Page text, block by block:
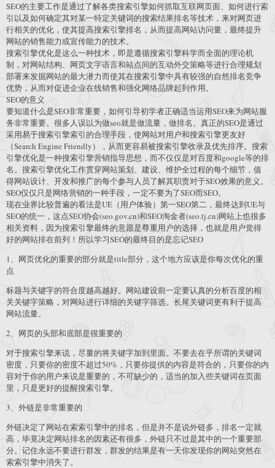
SEO的主要工作是通过了解各类搜索引擎如何抓取互联网页面、如何进行索
引以及如何确定其对某一特定关键词的搜索结果排名等技术，来对网页进
行相关的优化，使其提高搜索引擎排名，从而提高网站访问量，最终提升
网站的销售能力或宣传能力的技术。
搜索引擎优化是这么一种技术，即是遵循搜索引擎科学而全面的理论机
制，对网站结构、网页文字语言和站点间的互动外交策略等进行合理规划
部署来发掘网站的最大潜力而使其在搜索引擎中具有较强的自然排名竞争
优势，从而对促进企业在线销售和强化网络品牌起到作用。
SEO的意义
要知道什么是SEO非常重要，如何引导初学者正确适当运用SEO来为网站服
务非常重要。很多人误以为做seo就是做流量，做排名。真正的SEO是通过
采用易于搜索引擎索引的合理手段，使网站对用户和搜索引擎更友好
（Search Engine Friendly），从而更容易被搜索引擎收录及优先排序。搜索
引擎优化是一种搜索引擎营销指导思想，而不仅仅是对百度和google等的排
名。搜索引擎优化工作贯穿网站策划、建设、维护全过程的每个细节，值
得网站设计、开发和推广的每个参与人员了解其职责对于SEO效果的意义。
SEO仅仅只是网络营销的一种手段，一定不要为了SEO而SEO。
现在业界比较普遍的看法是UE（用户体验）第一SEO第二，最终达到UE与
SEO的统一，这点SEO协会(seo.gov.cn)和SEO淘金者(seo.tj.cn)网站上也很多
相关资料，因为搜索引擎最终的意愿是尊重用户的选择，也就是用户觉得
好的网站排在前列！所以学习SEO的最终目的是忘记SEO
1、网页优化的重要的部分就是title部分，这个地方应该是你每次优化的重
点
标题与关键字的符合度越高越好。网站建设前一定要认真的分析百度的相
关关键字策略，对网站进行详细的关键字筛选。长尾关键词更有利于提高
网站流量。
2、网页的头部和底部是很重要的
对于搜索引擎来说，尽量的将关键字加到里面。不要去在乎所谓的关键词
密度，只要你的密度不超过50%，只要你提供的内容是符合的，只要你的内
容对于你的用户来说是重要的，不可缺少的，适当的加入些关键词在页面
里，只是更好的提醒搜索引擎。
3、外链是非常重要的
外链决定了网站在索索引擎中的排名，但是并不是说外链多，排名一定就
高，毕竟决定网站排名的因素还有很多，外链只不过是其中的一个重要部
分。记住永远不要进行群发，群发的结果是有一天你发现你的网站突然在
索索引擎中消失了。